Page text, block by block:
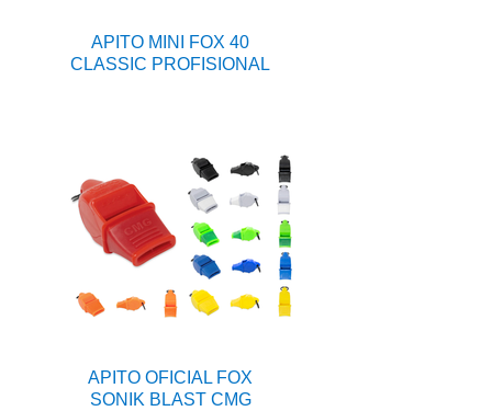
APITO MINI FOX 40
CLASSIC PROFISIONAL
APITO OFICIAL FOX
SONIK BLAST CMG